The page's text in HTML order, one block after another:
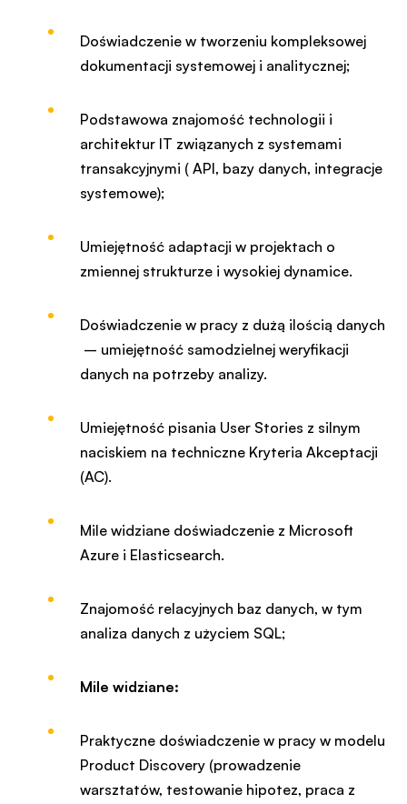
Doświadczenie w tworzeniu kompleksowej
dokumentacji systemowej i analitycznej;
Podstawowa znajomość technologii i
architektur IT związanych z systemami
transakcyjnymi ( API, bazy danych, integracje
systemowe);
Umiejętność adaptacji w projektach o
zmiennej strukturze i wysokiej dynamice.
Doświadczenie w pracy z dużą ilością danych
– umiejętność samodzielnej weryfikacji
danych na potrzeby analizy.
Umiejętność pisania User Stories z silnym
naciskiem na techniczne Kryteria Akceptacji
(AC).
Mile widziane doświadczenie z Microsoft
Azure i Elasticsearch.
Znajomość relacyjnych baz danych, w tym
analiza danych z użyciem SQL;
Mile widziane:
Praktyczne doświadczenie w pracy w modelu
Product Discovery (prowadzenie
warsztatów, testowanie hipotez, praca z